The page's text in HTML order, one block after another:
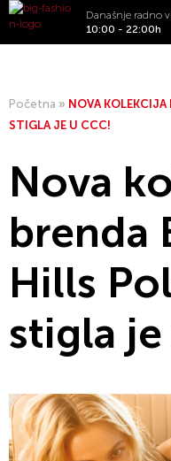
Današnje radno
10:00 - 22:00h
Početna » NOVA KOLEKCIJA
STIGLA JE U CCC!
Nova
brenda
Hills
stigla je